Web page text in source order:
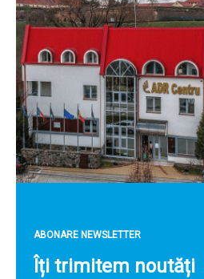
ABONARE NEWSLETTER
Îți trimitem noutăți